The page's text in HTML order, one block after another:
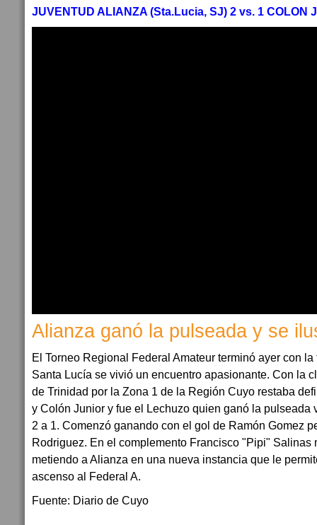
JUVENTUD ALIANZA (Sta.Lucia, SJ) 2 vs. 1 COLON
Alianza ganó la pulseada y se
El Torneo Regional Federal Amateur terminó ayer con
Santa Lucía se vivió un encuentro apasionante. Con la
de Trinidad por la Zona 1 de la Región Cuyo restaba
y Colón Junior y fue el Lechuzo quien ganó la pulseada
2 a 1. Comenzó ganando con el gol de Ramón Gomez
Rodriguez. En el complemento Francisco "Pipi" Salinas
metiendo a Alianza en una nueva instancia que le
ascenso al Federal A.
Fuente: Diario de Cuyo